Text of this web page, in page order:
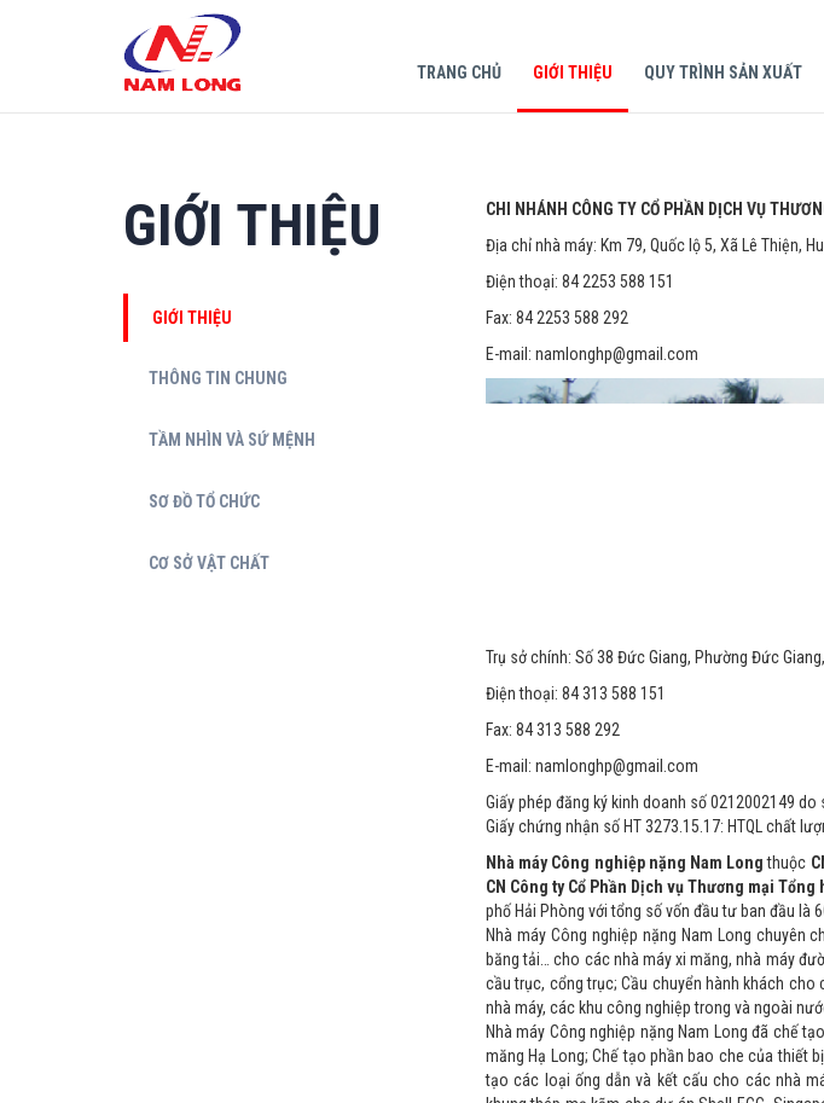
TRANG CHỦ GIỚI THIỆU QUY TRÌNH SẢN XUẤT
GIỚI THIỆU
GIỚI THIỆU
THÔNG TIN CHUNG
TẦM NHÌN VÀ SỨ MỆNH
SƠ ĐỒ TỔ CHỨC
CƠ SỞ VẬT CHẤT
CHI NHÁNH CÔNG TY CỔ PHẦN DỊCH VỤ
Địa chỉ nhà máy: Km 79, Quốc lộ 5, Xã Lê Thiện,
Điện thoại: 84 2253 588 151
Fax: 84 2253 588 292
E-mail: namlonghp@gmail.com
Trụ sở chính: Số 38 Đức Giang, Phường Đức
Điện thoại: 84 313 588 151
Fax: 84 313 588 292
E-mail: namlonghp@gmail.com
Giấy phép đăng ký kinh doanh số 0212002149
Giấy chứng nhận số HT 3273.15.17: HTQL chất
Nhà máy Công nghiệp nặng Nam Longthuộc
CN Công ty Cổ Phần Dịch vụ Thương mại Tổng
phố Hải Phòng với tổng số vốn đầu tư ban đầu là
Nhà máy Công nghiệp nặng Nam Long chuyên
băng tải… cho các nhà máy xi măng, nhà máy
cầu trục, cổng trục; Cầu chuyển hành khách
nhà máy, các khu công nghiệp trong và ngoài
Nhà máy Công nghiệp nặng Nam Long đã chế
măng Hạ Long; Chế tạo phần bao che của thiết
tạo các loại ống dẫn và kết cấu cho các nhà